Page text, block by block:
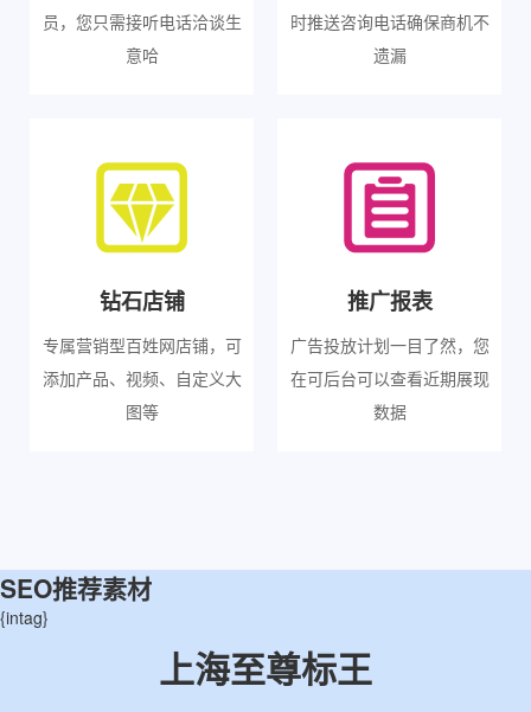
员，您只需接听电话洽谈生
意哈
时推送咨询电话确保商机不
遗漏
钻石店铺
专属营销型百姓网店铺，可
添加产品、视频、自定义大
图等
推广报表
广告投放计划一目了然，您
在可后台可以查看近期展现
数据
SEO推荐素材
{intag}
上海至尊标王